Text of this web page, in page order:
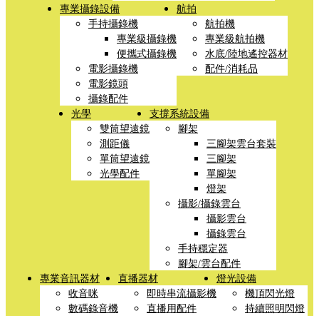
專業攝錄設備
手持攝錄機
專業級攝錄機
便攜式攝錄機
電影攝錄機
電影鏡頭
攝錄配件
航拍
航拍機
專業級航拍機
水底/陸地遙控器材
配件/消耗品
光學
雙筒望遠鏡
測距儀
單筒望遠鏡
光學配件
支撐系統設備
腳架
三腳架雲台套裝
三腳架
單腳架
燈架
攝影/攝錄雲台
攝影雲台
攝錄雲台
手持穩定器
腳架/雲台配件
專業音訊器材
收音咪
數碼錄音機
直播器材
即時串流攝影機
直播用配件
燈光設備
機頂閃光燈
持續照明閃燈